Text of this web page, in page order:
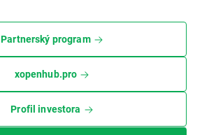
Partnerský program
xopenhub.pro
Profil investora